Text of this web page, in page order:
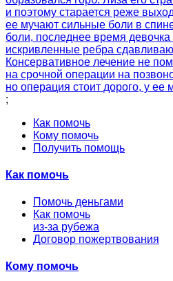
и поэтому старается реже
ее мучают сильные боли в
боли, последнее время девочка
искривленные ребра
Консервативное лечение не
на срочной операции на
но операция стоит дорого, у ее
;
Как помочь
Кому помочь
Получить помощь
Как помочь
Помочь деньгами
Как помочь
из-за рубежа
Договор пожертвования
Кому помочь